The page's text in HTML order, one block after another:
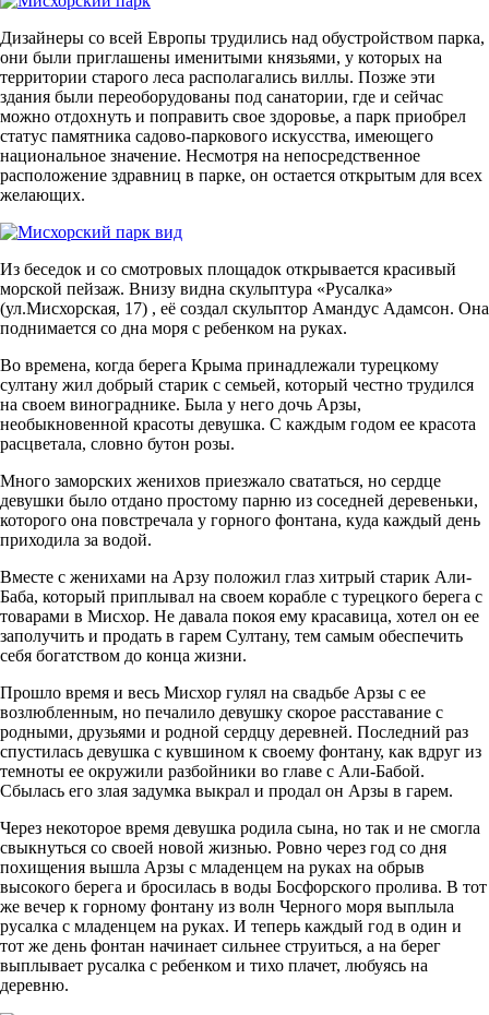
Дизайнеры со всей Европы трудились над обустройством парка,
они были приглашены именитыми князьями, у которых на
территории старого леса располагались виллы. Позже эти
здания были переоборудованы под санатории, где и сейчас
можно отдохнуть и поправить свое здоровье, а парк приобрел
статус памятника садово-паркового искусства, имеющего
национальное значение. Несмотря на непосредственное
расположение здравниц в парке, он остается открытым для всех
желающих.
Из беседок и со смотровых площадок открывается красивый
морской пейзаж. Внизу видна скульптура «Русалка»
(ул.Мисхорская, 17) , её создал скульптор Амандус Адамсон. Она
поднимается со дна моря с ребенком на руках.
Во времена, когда берега Крыма принадлежали турецкому
султану жил добрый старик с семьей, который честно трудился
на своем винограднике. Была у него дочь Арзы,
необыкновенной красоты девушка. С каждым годом ее красота
расцветала, словно бутон розы.
Много заморских женихов приезжало свататься, но сердце
девушки было отдано простому парню из соседней деревеньки,
которого она повстречала у горного фонтана, куда каждый день
приходила за водой.
Вместе с женихами на Арзу положил глаз хитрый старик Али-
Баба, который приплывал на своем корабле с турецкого берега с
товарами в Мисхор. Не давала покоя ему красавица, хотел он ее
заполучить и продать в гарем Султану, тем самым обеспечить
себя богатством до конца жизни.
Прошло время и весь Мисхор гулял на свадьбе Арзы с ее
возлюбленным, но печалило девушку скорое расставание с
родными, друзьями и родной сердцу деревней. Последний раз
спустилась девушка с кувшином к своему фонтану, как вдруг из
темноты ее окружили разбойники во главе с Али-Бабой.
Сбылась его злая задумка выкрал и продал он Арзы в гарем.
Через некоторое время девушка родила сына, но так и не смогла
свыкнуться со своей новой жизнью. Ровно через год со дня
похищения вышла Арзы с младенцем на руках на обрыв
высокого берега и бросилась в воды Босфорского пролива. В тот
же вечер к горному фонтану из волн Черного моря выплыла
русалка с младенцем на руках. И теперь каждый год в один и
тот же день фонтан начинает сильнее струиться, а на берег
выплывает русалка с ребенком и тихо плачет, любуясь на
деревню.